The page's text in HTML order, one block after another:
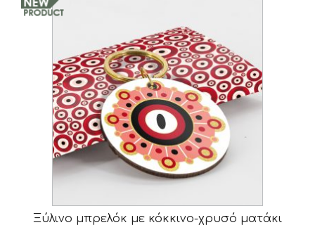
Ξύλινο μπρελόκ με κόκκινο-χρυσό ματάκι